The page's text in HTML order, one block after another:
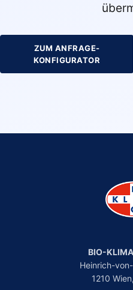
ZUM ANFRAGE-
KONFIGURATOR
BIO-
Heinrich-
1210